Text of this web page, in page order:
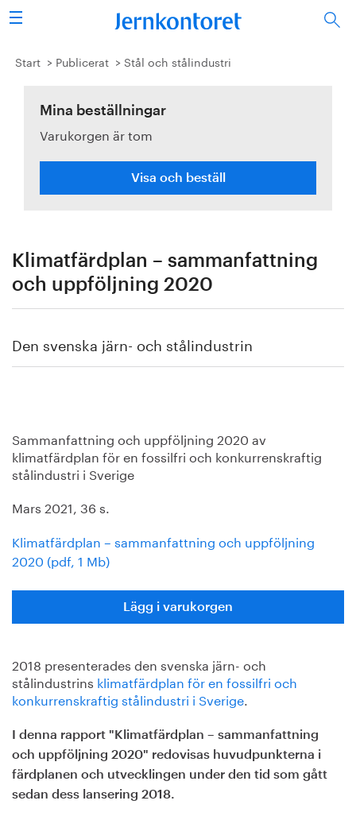
Sök
Stålindustrin
Vision 2050
Forskning/utbildning
Publicerat
Om oss
Start Publicerat Stål och stålindustri
Mina beställningar
Varukorgen är tom
Visa och beställ
Klimatfärdplan – sammanfattning
och uppföljning 2020
Den svenska järn- och stålindustrin
Sammanfattning och uppföljning 2020 av
klimatfärdplan för en fossilfri och konkurrenskraftig
stålindustri i Sverige
Mars 2021, 36 s.
Klimatfärdplan – sammanfattning och uppföljning
2020 (pdf, 1 Mb)
Lägg i varukorgen
2018 presenterades den svenska järn- och
stålindustrins klimatfärdplan för en fossilfri och
konkurrenskraftig stålindustri i Sverige
I denna rapport "Klimatfärdplan – sammanfattning
och uppföljning 2020" redovisas huvudpunkterna i
färdplanen och utvecklingen under den tid som gått
sedan dess lansering 2018.